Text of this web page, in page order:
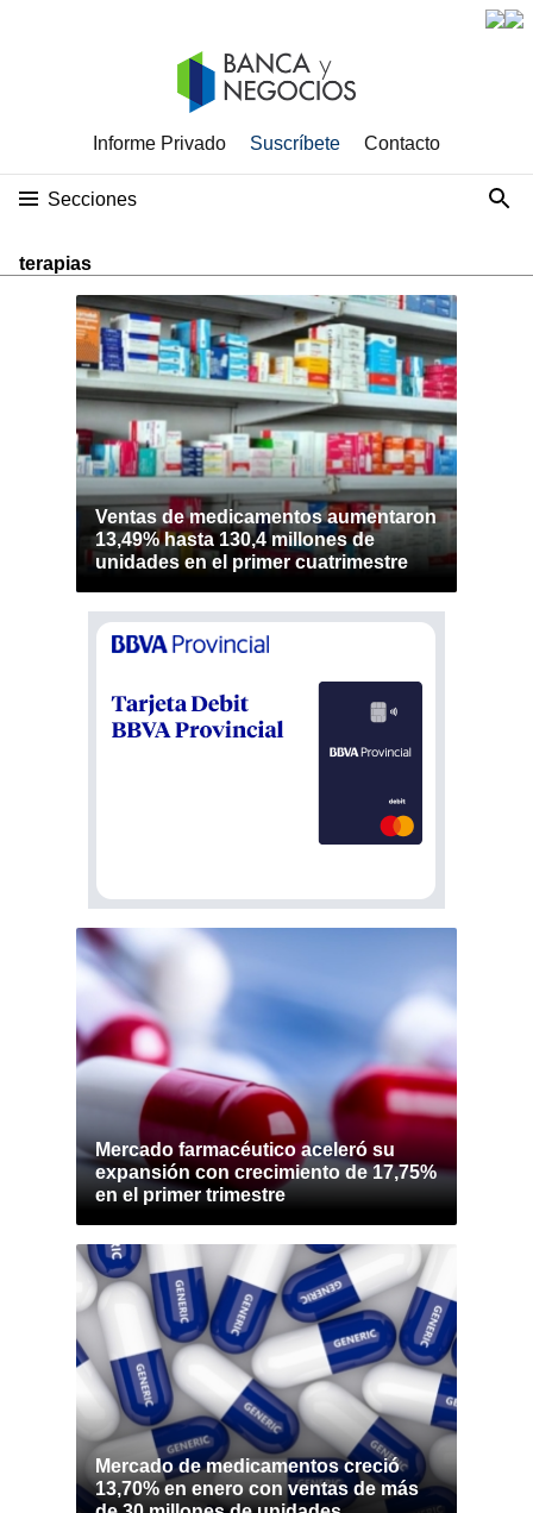
Informe Privado Suscríbete Contacto
Secciones
terapias
Ventas de medicamentos aumentaron
13,49% hasta 130,4 millones de
unidades en el primer cuatrimestre
Mercado farmacéutico aceleró su
expansión con crecimiento de 17,75%
en el primer trimestre
Mercado de medicamentos creció
13,70% en enero con ventas de más